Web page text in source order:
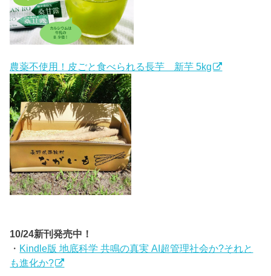
農薬不使用！皮ごと食べられる長芋 新芋 5kg
10/24新刊発売中！
・ Kindle版 地底科学 共鳴の真実 AI超管理社会か?それと
も進化か?